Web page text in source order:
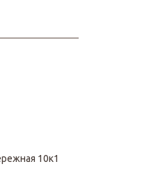
10к1